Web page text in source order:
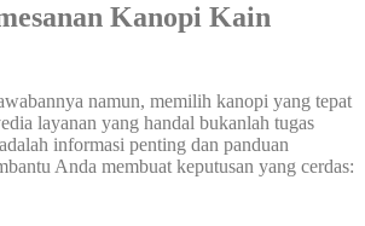
Kanopi Kain
namun, memilih kanopi yang tepat
layanan yang handal bukanlah tugas
informasi penting dan panduan
Anda membuat keputusan yang cerdas: